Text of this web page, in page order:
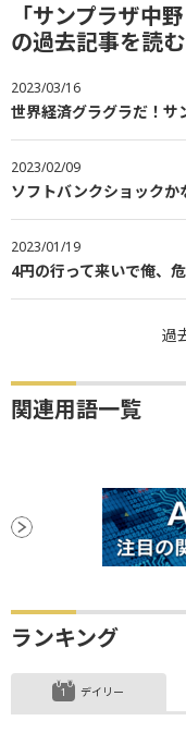
「サンプラザ中
の過去記事を読む
2023/03/16
世界経済グラグラだ！サ
2023/02/09
ソフトバンクショックか
2023/01/19
4円の行って来いで俺、
過
関連用語一覧
ランキング
デイリー